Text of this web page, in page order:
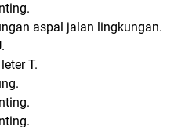
aspal jalan lingkungan.
T.